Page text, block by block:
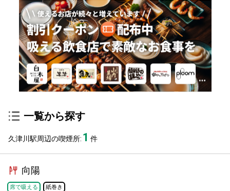
一覧から探す
久津川駅周辺の喫煙所: 1 件
向陽
席で吸える 紙巻き